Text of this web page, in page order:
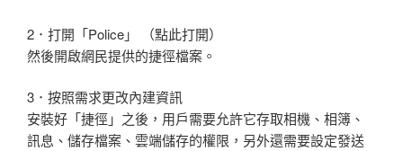
2．打開「Police」 （點此打開）
然後開啟網民提供的捷徑檔案。
3．按照需求更改內建資訊
安裝好「捷徑」之後，用戶需要允許它存取相機、相簿、
訊息、儲存檔案、雲端儲存的權限，另外還需要設定發送